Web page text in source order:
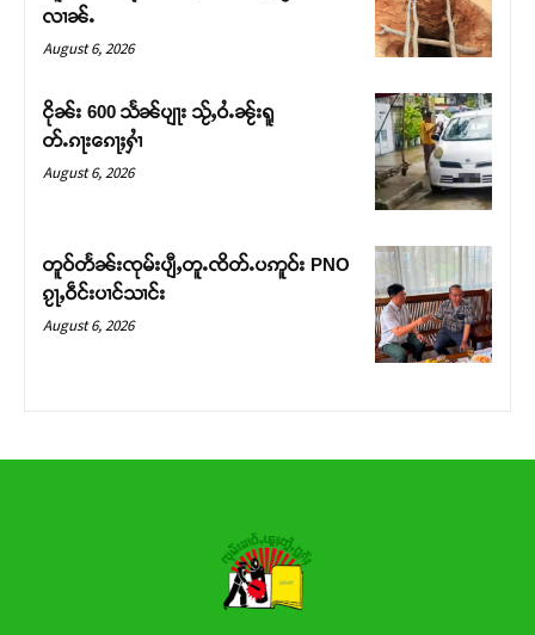
တႃႇႁႂ်ႈသဵင်ၵၢင်ၸႂ်ၵူၼ်းမိူင်း ၵူႈတီႈၵူႈလႅၼ်ပေႃးတေၸွ
တ်ႇ တူဝ်ႈလုမ်ႈၾႃႉၼၼ်ႉ ၶဝ်ႈႁူမ်ႈၵမ်ႉထႅမ် ၸုမ်းၶၢ
လၢၼ်ႉ
August 6, 2026
ငိုၼ်း 600 သႅၼ်ပျႃး သႂ်ႇဝႆႉၼႂ်းရူ
တ်ႉၵႃးၵေႃႈႁၢႆ
August 6, 2026
တူဝ်တႅၼ်းၸုမ်းပျီႇတူႉၸိတ်ႉပဢူဝ်း PNO
ၵႂႃႇဝဵင်းပၢင်သၢင်း
August 6, 2026